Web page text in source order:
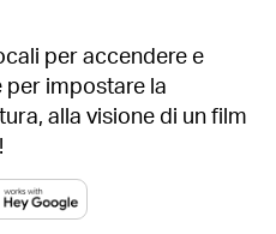
per accendere e
impostare la
alla visione di un film